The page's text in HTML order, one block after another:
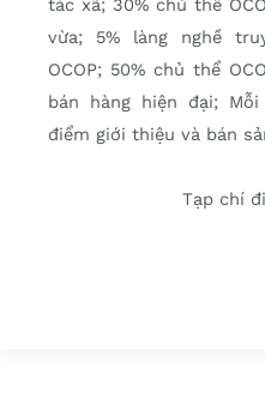
tác xã; 30% chủ thể
vừa; 5% làng nghề
OCOP; 50% chủ thể
bán hàng hiện đại;
điểm giới thiệu và bán
Tạp chí